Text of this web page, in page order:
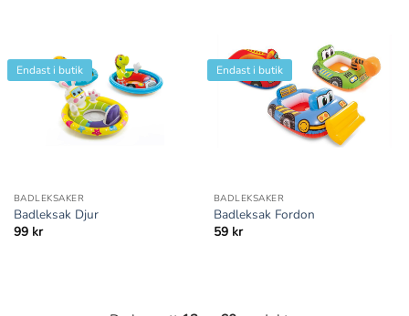
Endast i butik
BADLEKSAKER
Badleksak Djur
99 kr
Endast i butik
BADLEKSAKER
Badleksak Fordon
59 kr